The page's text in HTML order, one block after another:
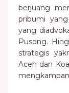
berjuang
pribumi
yang
Pusong.
strategis
Aceh dan